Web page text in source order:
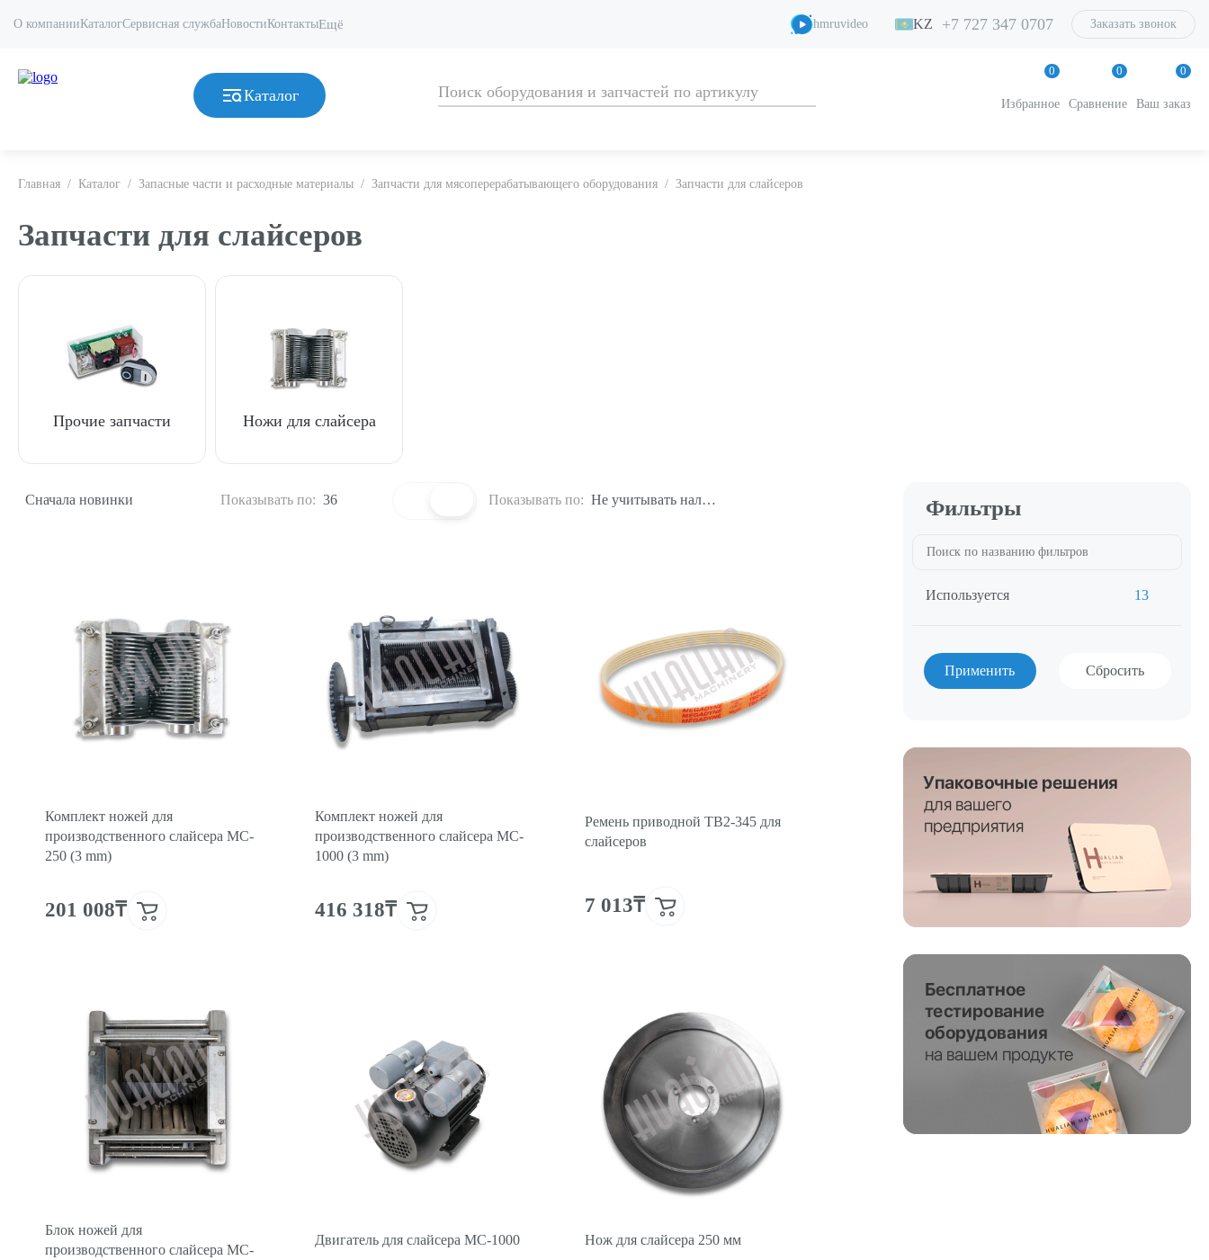
О компанииКаталогСервисная службаНовостиКонтактыЕщё hmruvideo KZ +7 727 347 0707 Заказать звонок
Каталог
0
Избранное
0
Сравнение
0
Ваш заказ
Главная / Каталог / Запасные части и расходные материалы / Запчасти для мясоперерабатывающего оборудования / Запчасти для слайсеров
Запчасти для слайсеров
Прочие запчасти Ножи для слайсера
Фильтры
Используется 13
Сначала новинки Показывать по: 36 Показывать по: Не учитывать наличие
Комплект ножей для
производственного слайсера MC-
250 (3 mm)
201 008₸
Комплект ножей для
производственного слайсера MC-
1000 (3 mm)
416 318₸
Ремень приводной TB2-345 для
слайсеров
7 013₸
Блок ножей для
производственного слайсера MC-
Двигатель для слайсера MC-1000 Нож для слайсера 250 мм